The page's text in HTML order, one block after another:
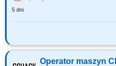
5 dni
Opis stanowiska: Samodzielna
procesu produkcji. Kontrola jakości
Operator maszyn